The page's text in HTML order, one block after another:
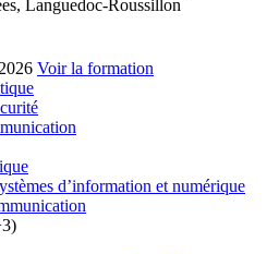
Languedoc-Roussillon
Voir la formation
d’information et numérique